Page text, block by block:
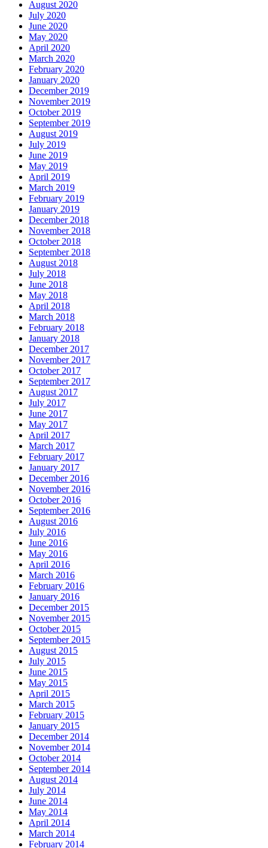
August 2020
July 2020
June 2020
May 2020
April 2020
March 2020
February 2020
January 2020
December 2019
November 2019
October 2019
September 2019
August 2019
July 2019
June 2019
May 2019
April 2019
March 2019
February 2019
January 2019
December 2018
November 2018
October 2018
September 2018
August 2018
July 2018
June 2018
May 2018
April 2018
March 2018
February 2018
January 2018
December 2017
November 2017
October 2017
September 2017
August 2017
July 2017
June 2017
May 2017
April 2017
March 2017
February 2017
January 2017
December 2016
November 2016
October 2016
September 2016
August 2016
July 2016
June 2016
May 2016
April 2016
March 2016
February 2016
January 2016
December 2015
November 2015
October 2015
September 2015
August 2015
July 2015
June 2015
May 2015
April 2015
March 2015
February 2015
January 2015
December 2014
November 2014
October 2014
September 2014
August 2014
July 2014
June 2014
May 2014
April 2014
March 2014
February 2014